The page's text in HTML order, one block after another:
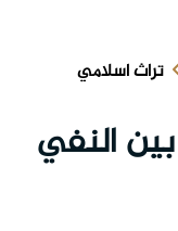
تراث اسلامي
النفي